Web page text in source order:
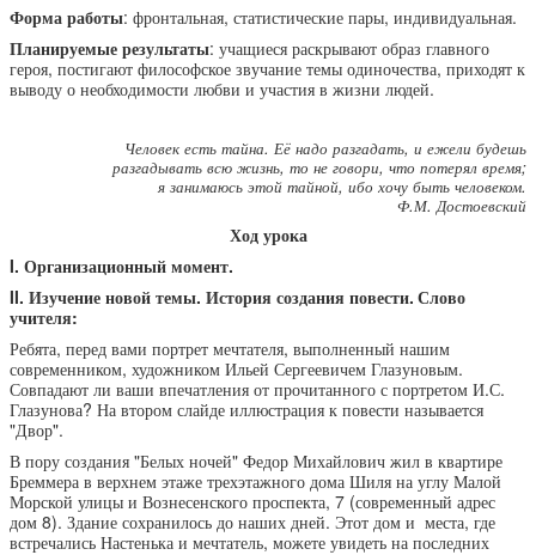
Форма работы: фронтальная, статистические пары, индивидуальная.
Планируемые результаты: учащиеся раскрывают образ главного
героя, постигают философское звучание темы одиночества, приходят к
выводу о необходимости любви и участия в жизни людей.
Человек есть тайна. Её надо разгадать, и ежели будешь
разгадывать всю жизнь, то не говори, что потерял время;
я занимаюсь этой тайной, ибо хочу быть человеком.
Ф.М. Достоевский
Ход урока
I. Организационный момент.
II. Изучение новой темы. История создания повести. Слово
учителя:
Ребята, перед вами портрет мечтателя, выполненный нашим
современником, художником Ильей Сергеевичем Глазуновым.
Совпадают ли ваши впечатления от прочитанного с портретом И.С.
Глазунова? На втором слайде иллюстрация к повести называется
"Двор".
В пору создания "Белых ночей" Федор Михайлович жил в квартире
Бреммера в верхнем этаже трехэтажного дома Шиля на углу Малой
Морской улицы и Вознесенского проспекта, 7 (современный адрес
дом 8). Здание сохранилось до наших дней. Этот дом и места, где
встречались Настенька и мечтатель, можете увидеть на последних